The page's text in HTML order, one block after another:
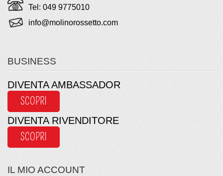
Tel: 049 9775010
info@molinorossetto.com
BUSINESS
DIVENTA AMBASSADOR
SCOPRI
DIVENTA RIVENDITORE
SCOPRI
IL MIO ACCOUNT